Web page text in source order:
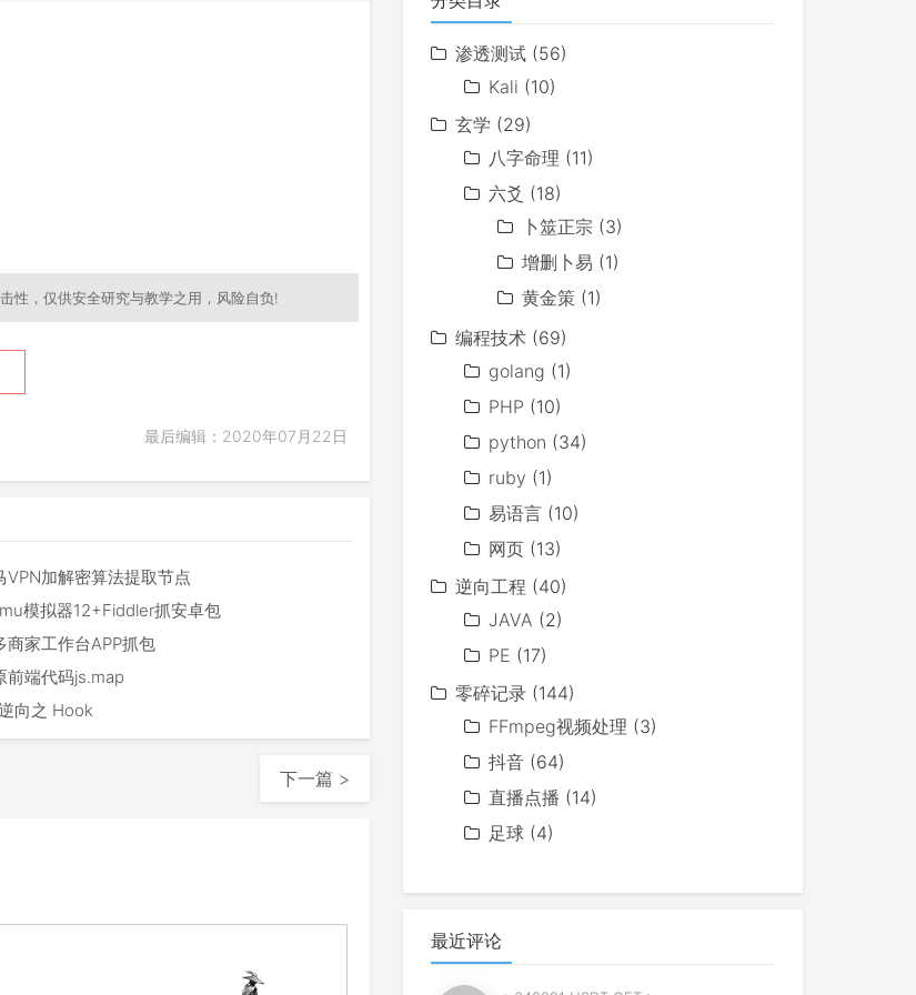
性，仅供安全研究与教学之用，风险自负!
最后编辑：2020年07月22日
VPN加解密算法提取节点
模拟器12+Fiddler抓安卓包
商家工作台APP抓包
前端代码js.map
向之 Hook
下一篇 >
渗透测试 (56)
Kali (10)
玄学 (29)
八字命理 (11)
六爻 (18)
卜筮正宗 (3)
增删卜易 (1)
黄金策 (1)
编程技术 (69)
golang (1)
PHP (10)
python (34)
ruby (1)
易语言 (10)
网页 (13)
逆向工程 (40)
JAVA (2)
PE (17)
零碎记录 (144)
FFmpeg视频处理 (3)
抖音 (64)
直播点播 (14)
足球 (4)
最近评论